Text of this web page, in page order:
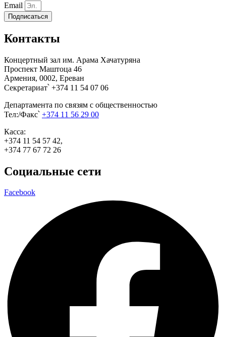
Email
Подписаться
Контакты
Концертный зал им. Арама Хачатуряна
Проспект Маштоца 46
Армения, 0002, Ереван
Секретариат՝ +374 11 54 07 06
Департамента по связям с общественностью
Тел:/Факс՝ +374 11 56 29 00
Касса:
+374 11 54 57 42,
+374 77 67 72 26
Социальные сети
Facebook